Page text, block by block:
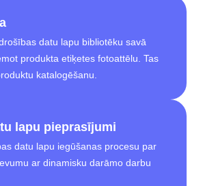
datu lapu bibliotēku savā
produkta etiķetes fotoattēlu. Tas
katalogēšanu.
lapu pieprasījumi
datu lapu iegūšanas procesu par
ar dinamisku darāmo darbu